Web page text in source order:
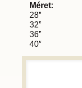
Méret:
28”
32”
36”
40″